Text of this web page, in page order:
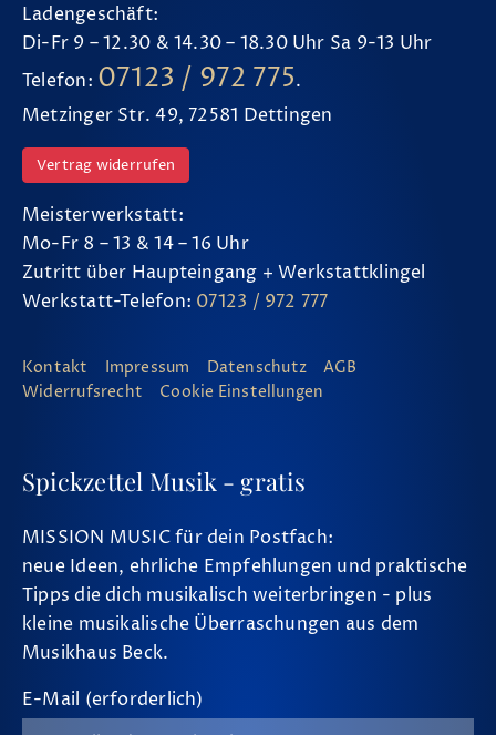
Ladengeschäft:
Di-Fr 9 – 12.30 & 14.30 – 18.30 Uhr Sa 9-13 Uhr
Telefon: 07123 / 972 775.
Metzinger Str. 49, 72581 Dettingen
Vertrag widerrufen
Meisterwerkstatt:
Mo-Fr 8 – 13 & 14 – 16 Uhr
Zutritt über Haupteingang + Werkstattklingel
Werkstatt-Telefon: 07123 / 972 777
Kontakt Impressum Datenschutz
AGB
Widerrufsrecht
Cookie Einstellungen
Spickzettel Musik - gratis
MISSION MUSIC für dein Postfach:
neue Ideen, ehrliche Empfehlungen und praktische
Tipps die dich musikalisch weiterbringen - plus
kleine musikalische Überraschungen aus dem
Musikhaus Beck.
E-Mail (erforderlich)